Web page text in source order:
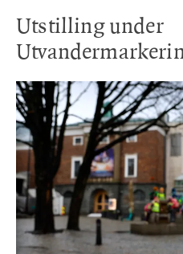
Utstilling under